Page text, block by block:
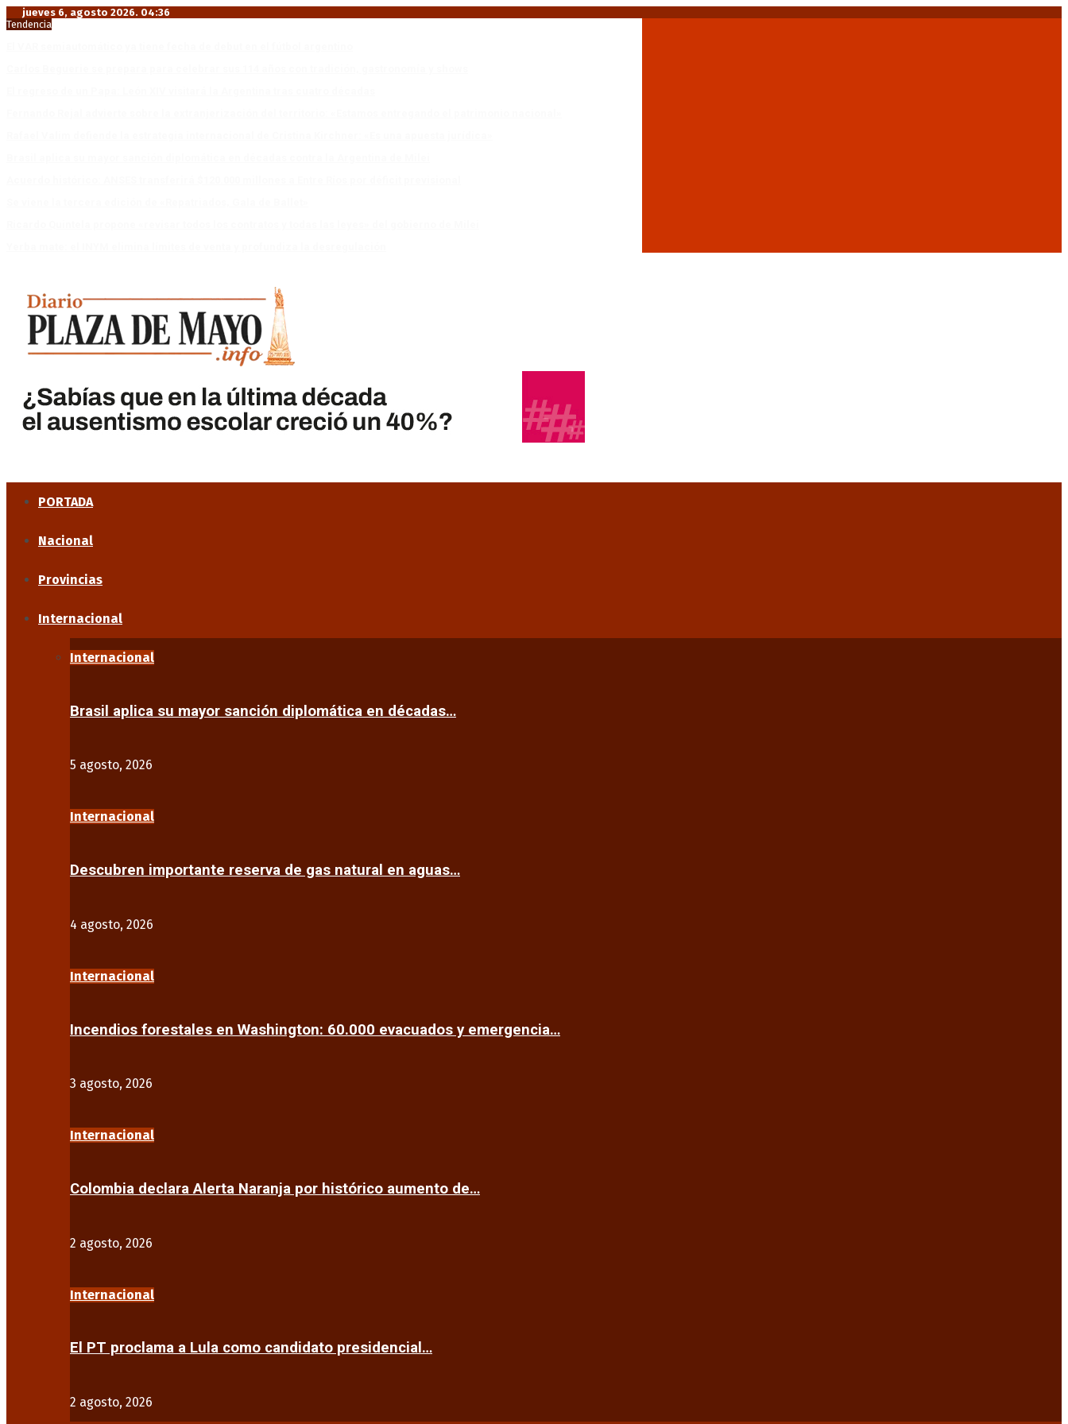
jueves 6, agosto 2026. 04:36
Tendencia
PORTADA
Nacional
Provincias
Internacional
Internacional
Brasil aplica su mayor sanción diplomática en décadas…
5 agosto, 2026
Internacional
Descubren importante reserva de gas natural en aguas…
4 agosto, 2026
Internacional
Incendios forestales en Washington: 60.000 evacuados y emergencia…
3 agosto, 2026
Internacional
Colombia declara Alerta Naranja por histórico aumento de…
2 agosto, 2026
Internacional
El PT proclama a Lula como candidato presidencial…
2 agosto, 2026